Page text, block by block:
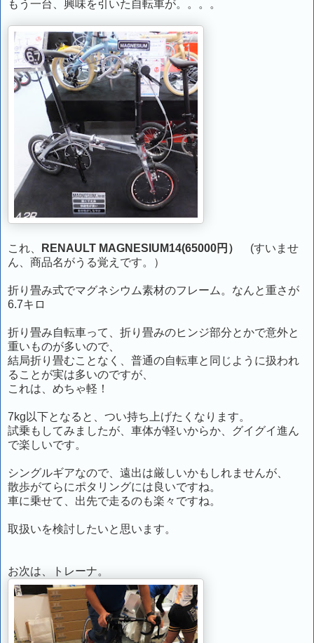
もう一台、興味を引いた自転車が。。。。
これ、 RENAULT MAGNESIUM14(65000円）
(すいませ
ん、商品名がうる覚えです。）
折り畳み式でマグネシウム素材のフレーム。なんと重さが
6.7キロ
折り畳み自転車って、折り畳みのヒンジ部分とかで意外と
重いものが多いので、
結局折り畳むことなく、普通の自転車と同じように扱われ
ることが実は多いのですが、
これは、めちゃ軽！
7kg以下となると、つい持ち上げたくなります。
試乗もしてみましたが、車体が軽いからか、グイグイ進ん
で楽しいです。
シングルギアなので、遠出は厳しいかもしれませんが、
散歩がてらにポタリングには良いですね。
車に乗せて、出先で走るのも楽々ですね。
取扱いを検討したいと思います。
お次は、トレーナ。